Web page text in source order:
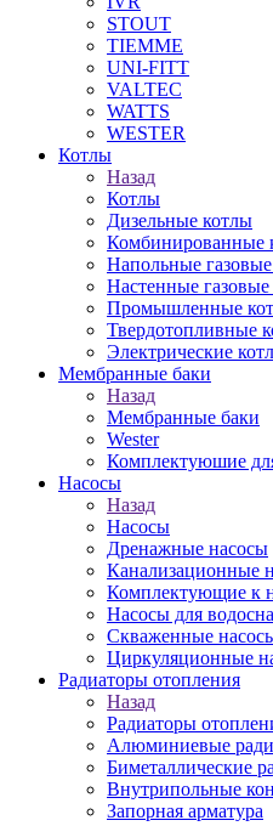
STOUT
TIEMME
UNI-FITT
VALTEC
WATTS
WESTER
Котлы
Назад
Котлы
Дизельные котлы
Комбинированные
Напольные
Настенные
Промышленные
Твердотопливные
Электрические
Мембранные баки
Назад
Мембранные баки
Wester
Комплектуюшие
Насосы
Назад
Насосы
Дренажные насосы
Канализационные
Комплектующие к
Насосы для
Скваженные
Циркуляционные
Радиаторы отопления
Назад
Радиаторы
Алюминиевые
Биметаллические
Внутрипольные
Запорная арматура